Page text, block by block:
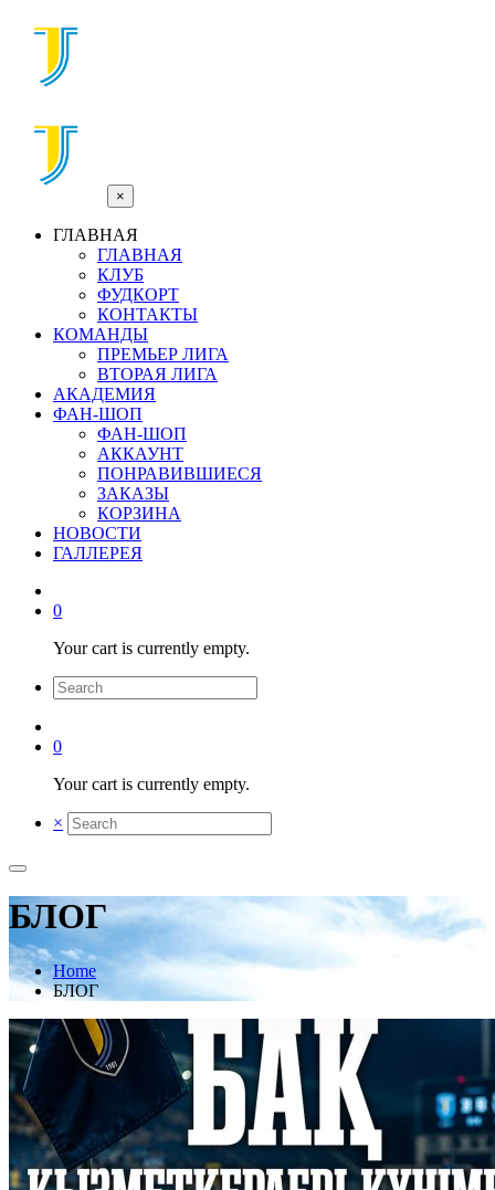
×
ГЛАВНАЯ
ГЛАВНАЯ
КЛУБ
ФУДКОРТ
КОНТАКТЫ
КОМАНДЫ
ПРЕМЬЕР ЛИГА
ВТОРАЯ ЛИГА
АКАДЕМИЯ
ФАН-ШОП
ФАН-ШОП
АККАУНТ
ПОНРАВИВШИЕСЯ
ЗАКАЗЫ
КОРЗИНА
НОВОСТИ
ГАЛЛЕРЕЯ
0
Your cart is currently empty.
0
Your cart is currently empty.
×
БЛОГ
Home
БЛОГ